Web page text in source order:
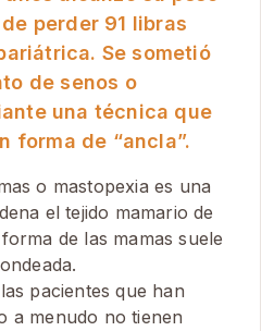
perder 91 libras
Se sometió
de senos o
una técnica que
forma de “ancla”.
o mastopexia es una
el tejido mamario de
de las mamas suele
pacientes que han
a menudo no tienen